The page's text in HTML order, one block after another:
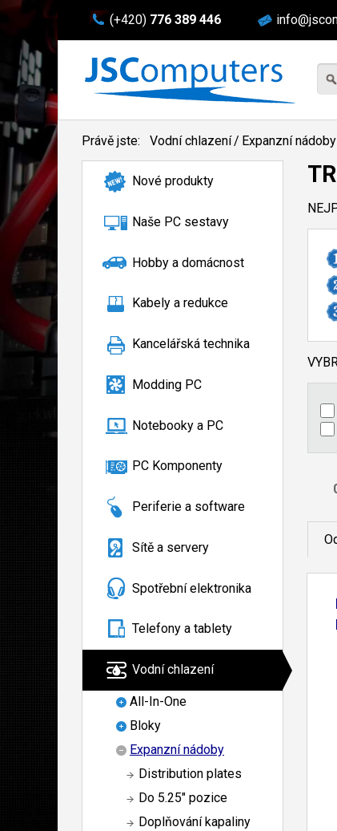
(+420) 776 389 446
Právě jste: Vodní chlazení/ Expanzní nádoby
Nové produkty
Naše PC sestavy
Hobby a domácnost
Kabely a redukce
Kancelářská technika
Modding PC
Notebooky a PC
PC Komponenty
Periferie a software
Sítě a servery
Spotřební elektronika
Telefony a tablety
Vodní chlazení
All-In-One
Bloky
Expanzní nádoby
Distribution plates
Do 5.25" pozice
Doplňování kapaliny